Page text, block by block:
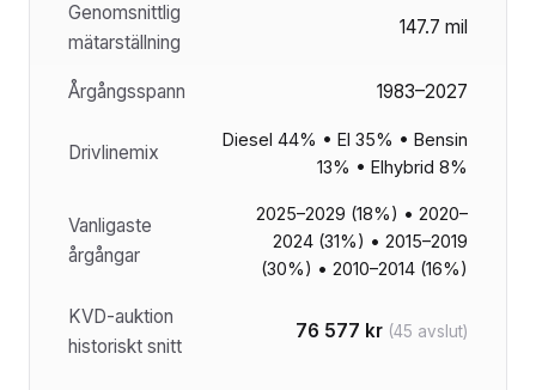
Genomsnittlig
mätarställning
147.7 mil
Årgångsspann 1983–2027
Drivlinemix
Diesel 44% • El 35% • Bensin
13% • Elhybrid 8%
Vanligaste
årgångar
2025–2029 (18%) • 2020–
2024 (31%) • 2015–2019
(30%) • 2010–2014 (16%)
KVD-auktion
historiskt snitt
76 577 kr (45 avslut)